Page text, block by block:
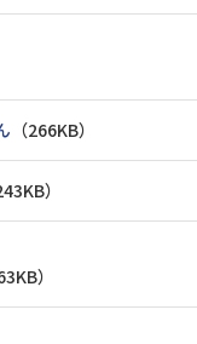
（266KB）
）
）